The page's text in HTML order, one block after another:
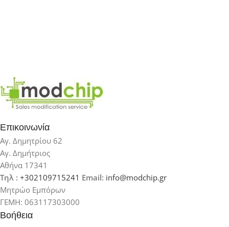
Επικοινωνία
Αγ. Δημητρίου 62
Αγ. Δημήτριος
Αθήνα 17341
Τηλ : +302109715241 Email: info@modchip.gr
Μητρώο Εμπόρων
ΓΕΜΗ: 063117303000
Βοήθεια